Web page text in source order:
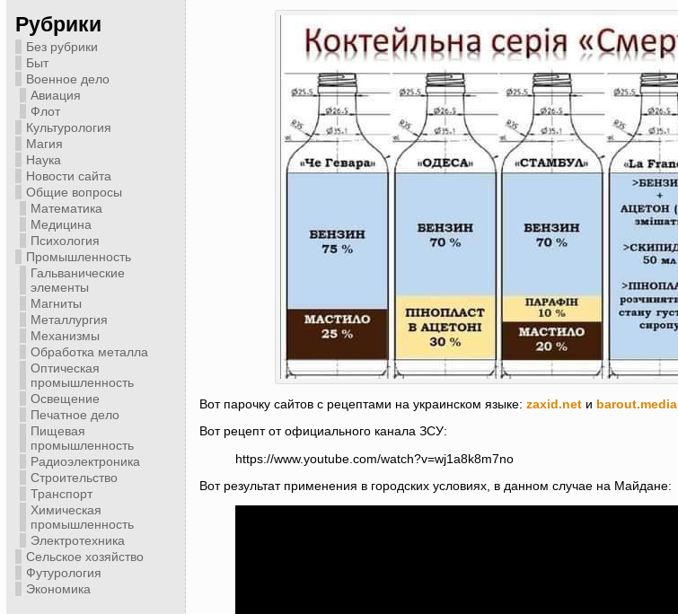
Рубрики
Без рубрики
Быт
Военное дело
Авиация
Флот
Культурология
Магия
Наука
Новости сайта
Общие вопросы
Математика
Медицина
Психология
Промышленность
Гальванические
элементы
Магниты
Металлургия
Механизмы
Обработка металла
Оптическая
промышленность
Освещение
Печатное дело
Пищевая
промышленность
Радиоэлектроника
Строительство
Транспорт
Химическая
промышленность
Электротехника
Сельское хозяйство
Футурология
Экономика
Вот парочку сайтов с рецептами на украинском языке: zaxid.netи barout.media
Вот рецепт от официального канала ЗСУ:
https://www.youtube.com/watch?v=wj1a8k8m7no
Вот результат применения в городских условиях, в данном случае на Майдане: